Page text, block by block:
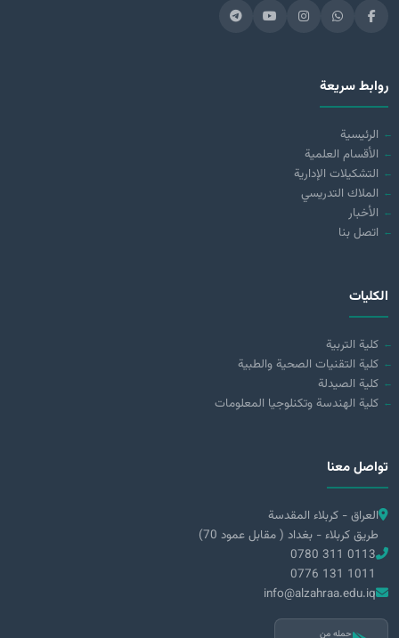
روابط سريعة
الرئيسية
الأقسام العلمية
التشكيلات الإدارية
الملاك التدريسي
الأخبار
اتصل بنا
الكليات
كلية التربية
كلية التقنيات الصحية والطبية
كلية الصيدلة
كلية الهندسة وتكنلوجيا المعلومات
تواصل معنا
العراق - كربلاء المقدسة
طريق كربلاء - بغداد ( مقابل عمود 70)
0780 311 0113
0776 131 1011
info@alzahraa.edu.iq
حمله من